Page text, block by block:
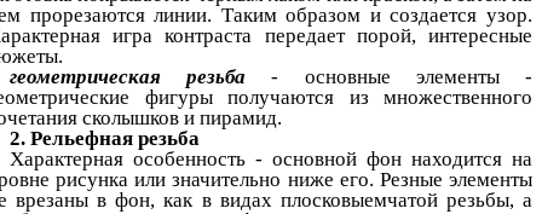
прорезаются линии. Таким образом и создается узор.
игра контраста передает порой, интересные
геометрическая резьба - основные элементы -
фигуры получаются из множественного
сколышков и пирамид.
2. Рельефная резьба
Характерная особенность - основной фон находится на
рисунка или значительно ниже его. Резные элементы
врезаны в фон, как в видах плосковыемчатой резьбы, а